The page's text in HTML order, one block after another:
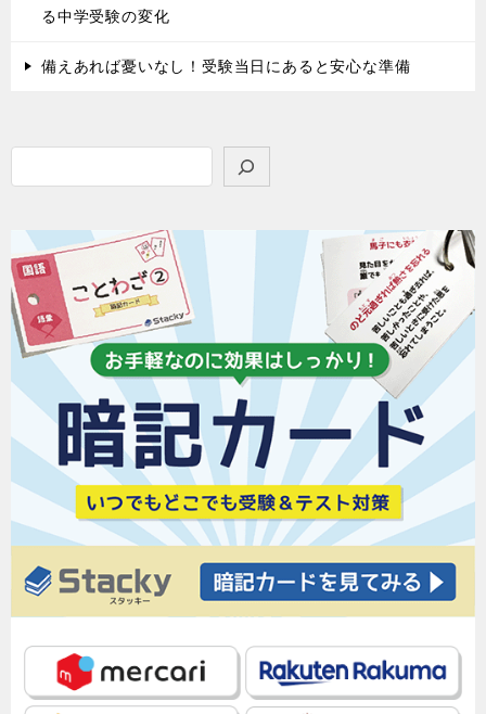
る中学受験の変化
備えあれば憂いなし！受験当日にあると安心な準備
索